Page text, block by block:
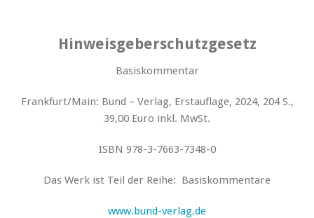
Hinweisgeberschutzgesetz
Basiskommentar
Frankfurt/Main: Bund – Verlag, Erstauflage, 2024, 204 S.,
39,00 Euro inkl. MwSt.
ISBN 978-3-7663-7348-0
Das Werk ist Teil der Reihe: Basiskommentare
www.bund-verlag.de